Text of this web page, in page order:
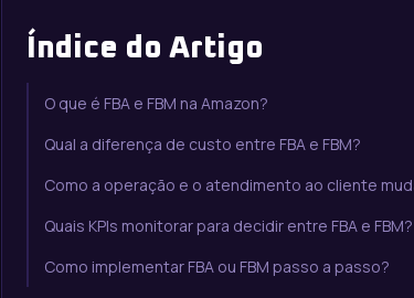
Índice do Artigo
O que é FBA e FBM na Amazon?
Qual a diferença de custo entre FBA e FBM?
Como a operação e o atendimento ao cliente
Quais KPIs monitorar para decidir entre FBA e FBM?
Como implementar FBA ou FBM passo a passo?